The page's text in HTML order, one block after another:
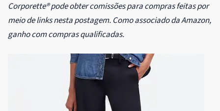
Corporette® pode obter comissões para compras feitas por
meio de links nesta postagem. Como associado da Amazon,
ganho com compras qualificadas.